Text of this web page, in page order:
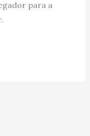
para a